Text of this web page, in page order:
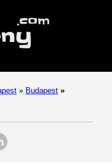
» Budapest »